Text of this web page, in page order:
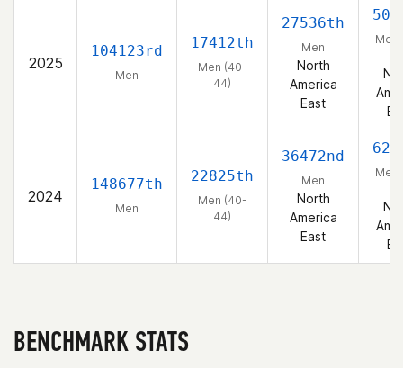
2025
104123rd
Men
17412th
Men (40-
44)
27536th
Men
North
America
East
Men
2024
148677th
Men
22825th
Men (40-
44)
36472nd
Men
North
America
East
Men
BENCHMARK STATS